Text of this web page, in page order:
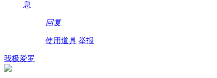
息
回复
使用道具 举报
我极爱罗